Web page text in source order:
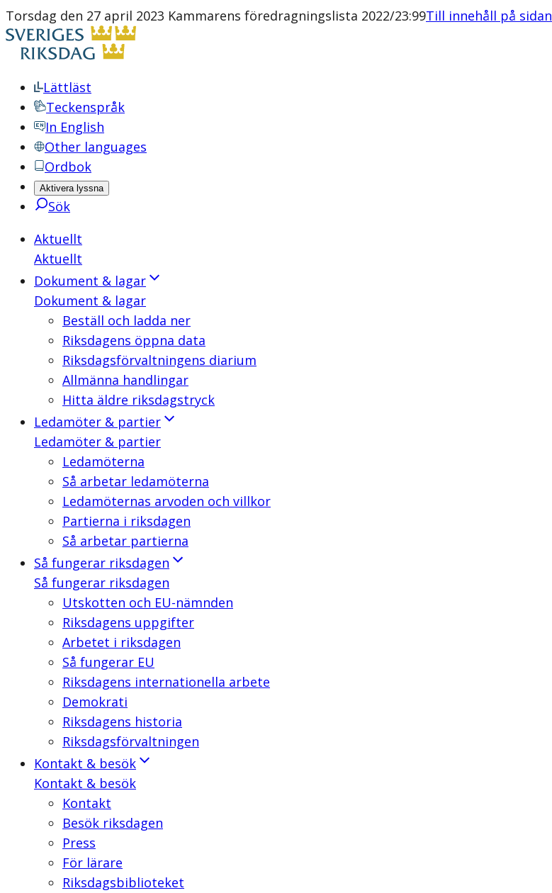
Torsdag den 27 april 2023 Kammarens föredragningslista 2022/23:99Till innehåll på sidan
Lättläst
Teckenspråk
In English
Other languages
Ordbok
Aktivera lyssna
Sök
Aktuellt
Aktuellt
Dokument & lagar
Dokument & lagar
Beställ och ladda ner
Riksdagens öppna data
Riksdagsförvaltningens diarium
Allmänna handlingar
Hitta äldre riksdagstryck
Ledamöter & partier
Ledamöter & partier
Ledamöterna
Så arbetar ledamöterna
Ledamöternas arvoden och villkor
Partierna i riksdagen
Så arbetar partierna
Så fungerar riksdagen
Så fungerar riksdagen
Utskotten och EU-nämnden
Riksdagens uppgifter
Arbetet i riksdagen
Så fungerar EU
Riksdagens internationella arbete
Demokrati
Riksdagens historia
Riksdagsförvaltningen
Kontakt & besök
Kontakt & besök
Kontakt
Besök riksdagen
Press
För lärare
Riksdagsbiblioteket